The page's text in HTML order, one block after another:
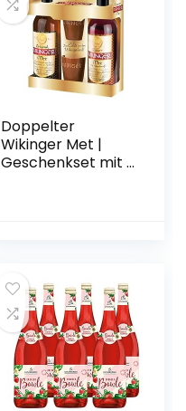
Doppelter
Wikinger Met |
Geschenkset mit 2